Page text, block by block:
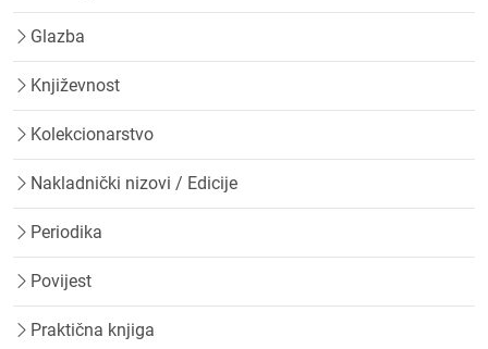
Glazba
Književnost
Kolekcionarstvo
Nakladnički nizovi / Edicije
Periodika
Povijest
Praktična knjiga